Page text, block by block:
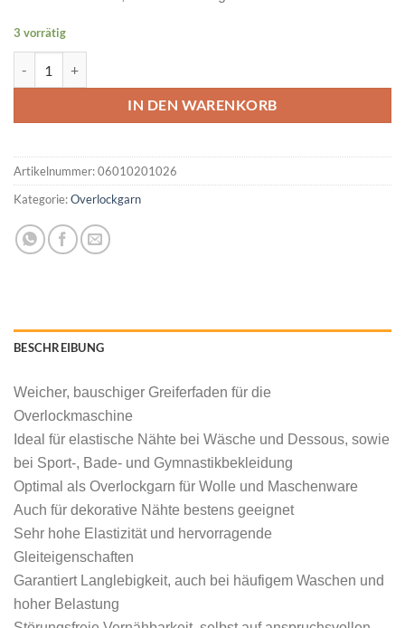
3 vorrätig
IN DEN WARENKORB
Artikelnummer:06010201026
Kategorie:Overlockgarn
BESCHREIBUNG
Weicher, bauschiger Greiferfaden für die
Overlockmaschine
Ideal für elastische Nähte bei Wäsche und Dessous, sowie
bei Sport-, Bade- und Gymnastikbekleidung
Optimal als Overlockgarn für Wolle und Maschenware
Auch für dekorative Nähte bestens geeignet
Sehr hohe Elastizität und hervorragende
Gleiteigenschaften
Garantiert Langlebigkeit, auch bei häufigem Waschen und
hoher Belastung